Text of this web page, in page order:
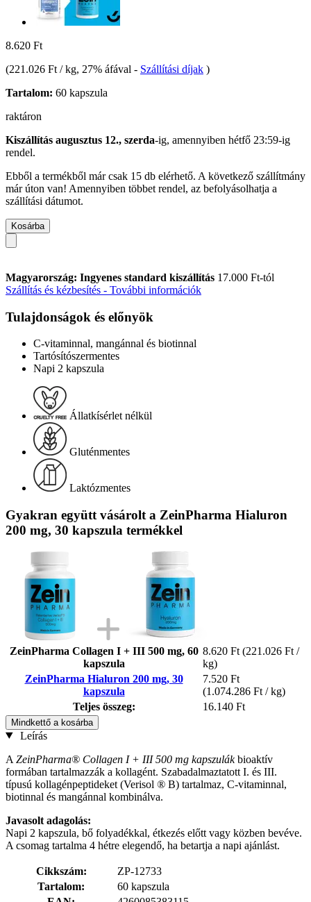
8.620 Ft
(221.026 Ft / kg, 27% áfával - Szállítási díjak )
Tartalom: 60 kapszula
raktáron
Kiszállítás augusztus 12., szerda-ig, amennyiben hétfő 23:59-ig
rendel.
Ebből a termékből már csak 15 db elérhető. A következő szállítmány
már úton van! Amennyiben többet rendel, az befolyásolhatja a
szállítási dátumot.
Kosárba
Magyarország: Ingyenes standard kiszállítás 17.000 Ft-tól
Szállítás és kézbesítés - További információk
Tulajdonságok és előnyök
C-vitaminnal, mangánnal és biotinnal
Tartósítószermentes
Napi 2 kapszula
Állatkísérlet nélkül
Gluténmentes
Laktózmentes
Gyakran együtt vásárolt a ZeinPharma Hialuron
200 mg, 30 kapszula termékkel
ZeinPharma Collagen I + III 500 mg, 60
kapszula
8.620 Ft (221.026 Ft /
kg)
ZeinPharma Hialuron 200 mg, 30
kapszula
7.520 Ft
(1.074.286 Ft / kg)
Teljes összeg:
16.140 Ft
Mindkettő a kosárba
Leírás
A ZeinPharma® Collagen I + III 500 mg kapszulákbioaktív
formában tartalmazzák a kollagént. Szabadalmaztatott I. és III.
típusú kollagénpeptideket (Verisol ® B) tartalmaz, C-vitaminnal,
biotinnal és mangánnal kombinálva.
Javasolt adagolás:
Napi 2 kapszula, bő folyadékkal, étkezés előtt vagy közben bevéve.
A csomag tartalma 4 hétre elegendő, ha betartja a napi ajánlást.
Cikkszám:
ZP-12733
Tartalom:
60 kapszula